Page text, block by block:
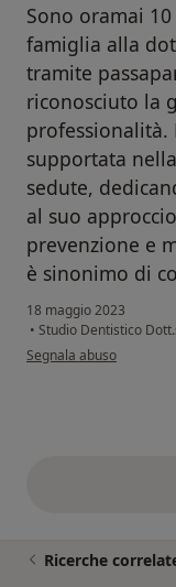
Sono oramai
famiglia alla
tramite
riconosciuto la
professionalità.
supportata
sedute,
al suo
prevenzione e
è sinonimo di
18 maggio 2023
• Studio Dentistico
secondo l'opinione
Segnala abuso
Ricerche